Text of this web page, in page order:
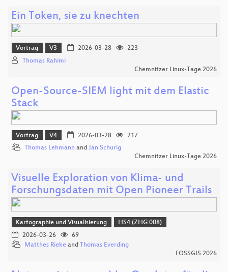
Ein Token, sie zu knechten
Vortrag V3 2026-03-28
223
Thomas Rahimi
Chemnitzer Linux-Tage 2026
Open-Source-SIEM light mit dem Elastic
Stack
Vortrag V4 2026-03-28
217
Thomas Lehmann and Jan Schurig
Chemnitzer Linux-Tage 2026
Visuelle Exploration von Klima- und
Forschungsdaten mit Open Pioneer Trails
Kartographie und Visualisierung
HS4 (ZHG 008)
2026-03-26
69
Matthes Rieke and Thomas Everding
FOSSGIS 2026